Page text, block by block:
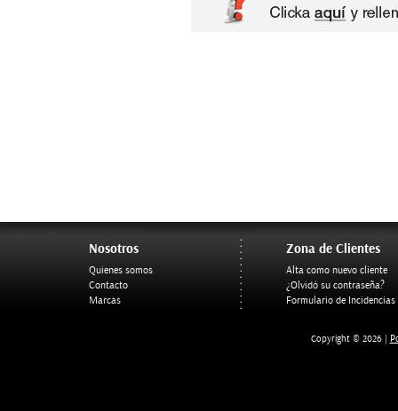
Nosotros
Quienes somos
Contacto
Marcas
Zona de Clientes
Alta como nuevo cliente
¿Olvidó su contraseña?
Formulario de Incidencias
Copyright © 2026 |